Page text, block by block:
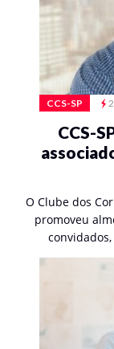
CCS-SP
CCS-
O Clube dos
promoveu